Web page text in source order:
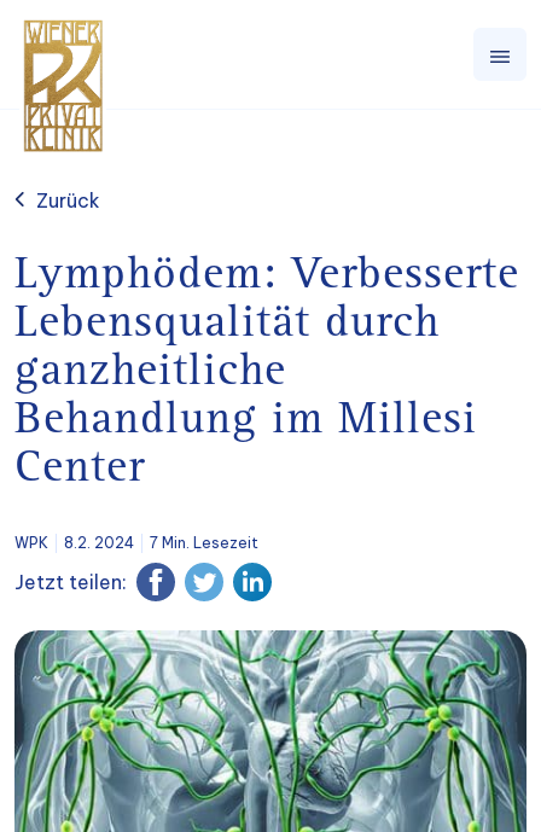
Zurück
Lymphödem: Verbesserte
Lebensqualität durch
ganzheitliche
Behandlung im Millesi
Center
WPK 8.2. 2024 7 Min. Lesezeit
Jetzt teilen: